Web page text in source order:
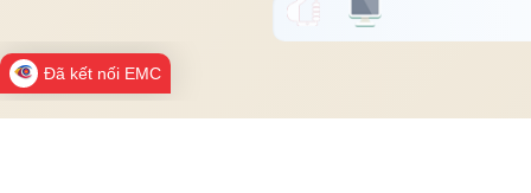
Đã kết nối EMC